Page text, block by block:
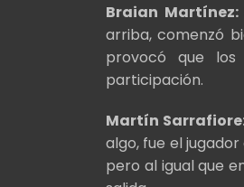
Braian
arriba, comenzó
provocó que los
participación.
Martín
algo, fue el
pero al igual que